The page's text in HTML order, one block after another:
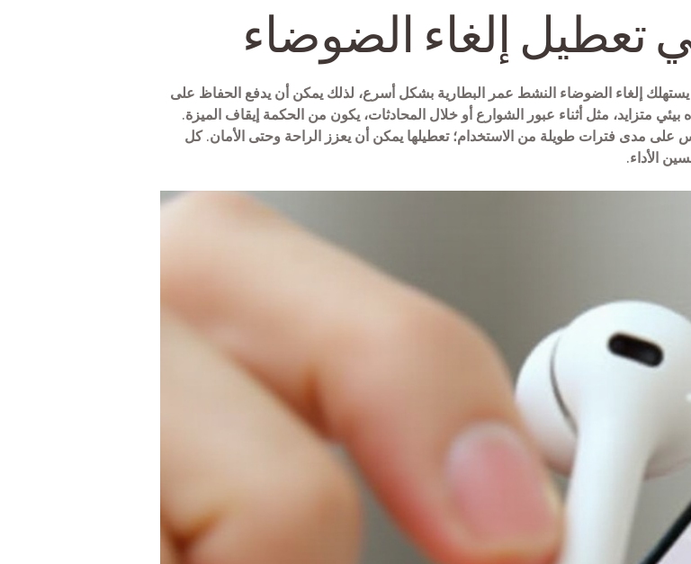
تعطيل إلغاء الضوضاء
إلغاء الضوضاء النشط عمر البطارية بشكل أسرع، لذلك يمكن أن يدفع الحفاظ على
بيئي متزايد، مثل أثناء عبور الشوارع أو خلال المحادثات، يكون من الحكمة إيقاف الميزة.
مدى فترات طويلة من الاستخدام؛ تعطيلها يمكن أن يعزز الراحة وحتى الأمان. كل
الأداء.